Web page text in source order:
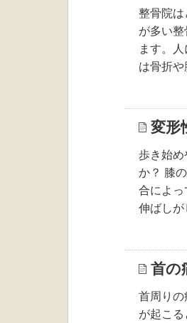
整骨院は
が多い
ます。
は骨折
変形
歩き始め
か？ 膝
合によっ
伸ばし
首の
首周り
が起こ